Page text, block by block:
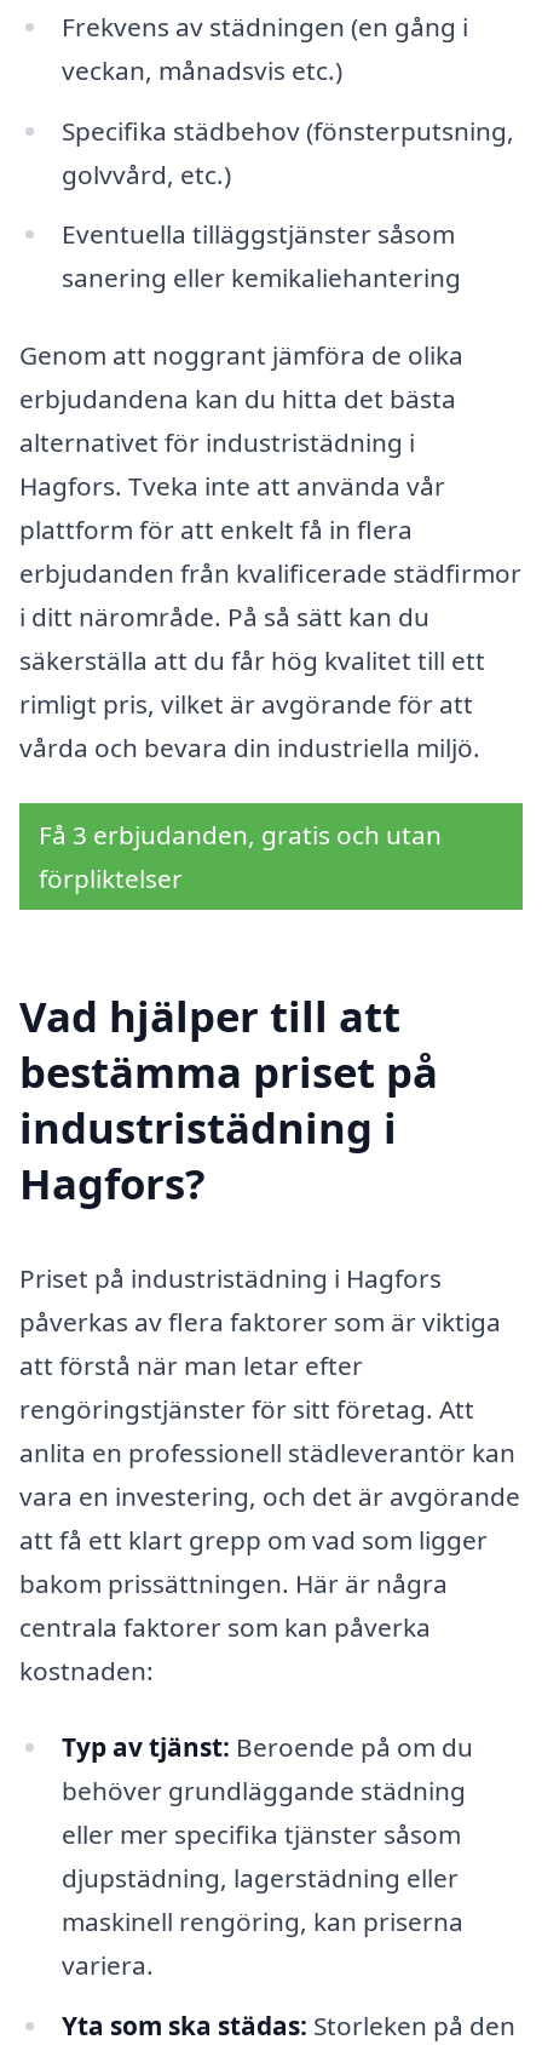
Frekvens av städningen (en gång i
veckan, månadsvis etc.)
Specifika städbehov (fönsterputsning,
golvvård, etc.)
Eventuella tilläggstjänster såsom
sanering eller kemikaliehantering
Genom att noggrant jämföra de olika
erbjudandena kan du hitta det bästa
alternativet för industristädning i
Hagfors. Tveka inte att använda vår
plattform för att enkelt få in flera
erbjudanden från kvalificerade städfirmor
i ditt närområde. På så sätt kan du
säkerställa att du får hög kvalitet till ett
rimligt pris, vilket är avgörande för att
vårda och bevara din industriella miljö.
Få 3 erbjudanden, gratis och utan
förpliktelser
Vad hjälper till att
bestämma priset på
industristädning i
Hagfors?
Priset på industristädning i Hagfors
påverkas av flera faktorer som är viktiga
att förstå när man letar efter
rengöringstjänster för sitt företag. Att
anlita en professionell städleverantör kan
vara en investering, och det är avgörande
att få ett klart grepp om vad som ligger
bakom prissättningen. Här är några
centrala faktorer som kan påverka
kostnaden:
Typ av tjänst: Beroende på om du
behöver grundläggande städning
eller mer specifika tjänster såsom
djupstädning, lagerstädning eller
maskinell rengöring, kan priserna
variera.
Yta som ska städas: Storleken på den